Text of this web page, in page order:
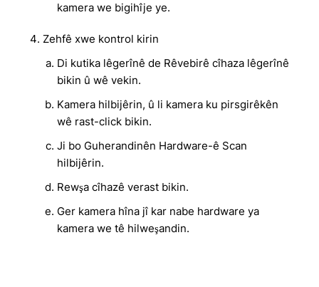
kamera we bigihîje ye.
Zehfê xwe kontrol kirin
Di kutika lêgerînê de Rêvebirê cîhaza lêgerînê
bikin û wê vekin.
Kamera hilbijêrin, û li kamera ku pirsgirêkên
wê rast-click bikin.
Ji bo Guherandinên Hardware-ê Scan
hilbijêrin.
Rewşa cîhazê verast bikin.
Ger kamera hîna jî kar nabe hardware ya
kamera we tê hilweşandin.